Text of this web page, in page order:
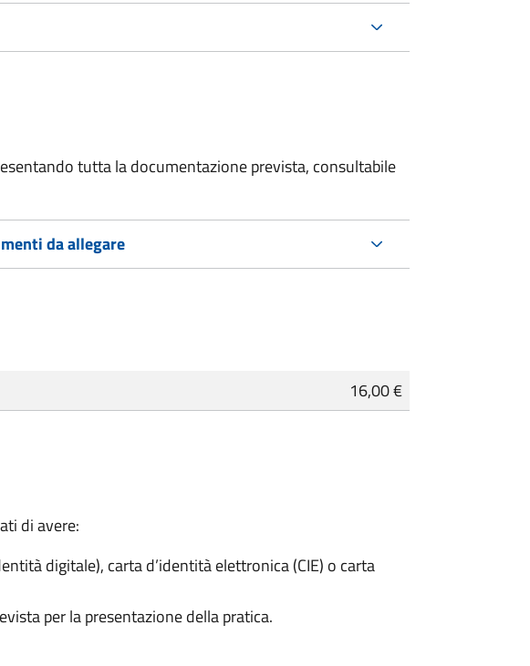
tutta la documentazione prevista, consultabile
da allegare
16,00 €
di avere:
digitale), carta d’identità elettronica (CIE) o carta
per la presentazione della pratica.